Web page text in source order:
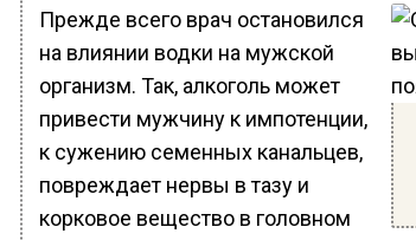
Прежде всего врач остановился
на влиянии водки на мужской
организм. Так, алкоголь может
привести мужчину к импотенции,
к сужению семенных канальцев,
повреждает нервы в тазу и
корковое вещество в головном